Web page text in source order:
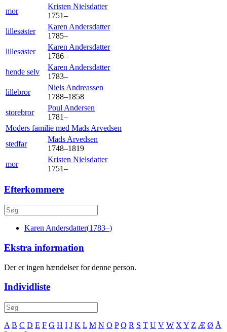
mor
Kristen Nielsdatter
1751–
lillesøster
Karen Andersdatter
1785–
lillesøster
Karen Andersdatter
1786–
hende selv
Karen Andersdatter
1783–
lillebror
Niels Andreassen
1788–1858
storebror
Poul Andersen
1781–
Moders familie med Mads Arvedsen
stedfar
Mads Arvedsen
1748–1819
mor
Kristen Nielsdatter
1751–
Efterkommere
Karen Andersdatter(1783–)
Ekstra information
Der er ingen hændelser for denne person.
Individliste
A B C D E F G H I J K L M N O P Q R S T U V W X Y Z Æ Ø Å